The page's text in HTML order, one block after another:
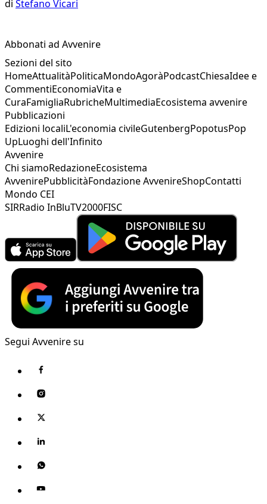
di Stefano Vicari
Abbonati ad Avvenire
Sezioni del sito
HomeAttualitàPoliticaMondoAgoràPodcastChiesaIdee e
CommentiEconomiaVita e
CuraFamigliaRubricheMultimediaEcosistema avvenire
Pubblicazioni
Edizioni localiL'economia civileGutenbergPopotusPop
UpLuoghi dell'Infinito
Avvenire
Chi siamoRedazioneEcosistema
AvvenirePubblicitàFondazione AvvenireShopContatti
Mondo CEI
SIRRadio InBluTV2000FISC
Segui Avvenire su